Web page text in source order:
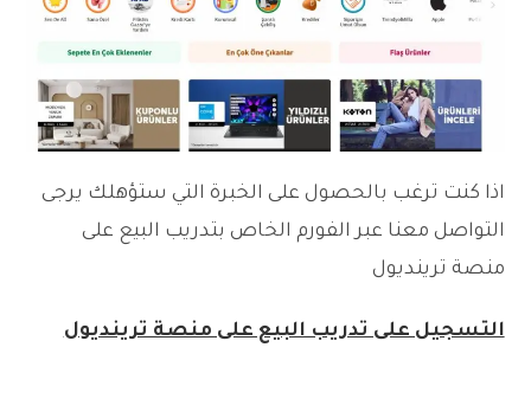
اذا كنت ترغب بالحصول على الخبرة التي ستؤهلك يرجى
التواصل معنا عبر الفورم الخاص بتدريب البيع على
منصة ترينديول
التسجيل على تدريب البيع على منصة ترينديول